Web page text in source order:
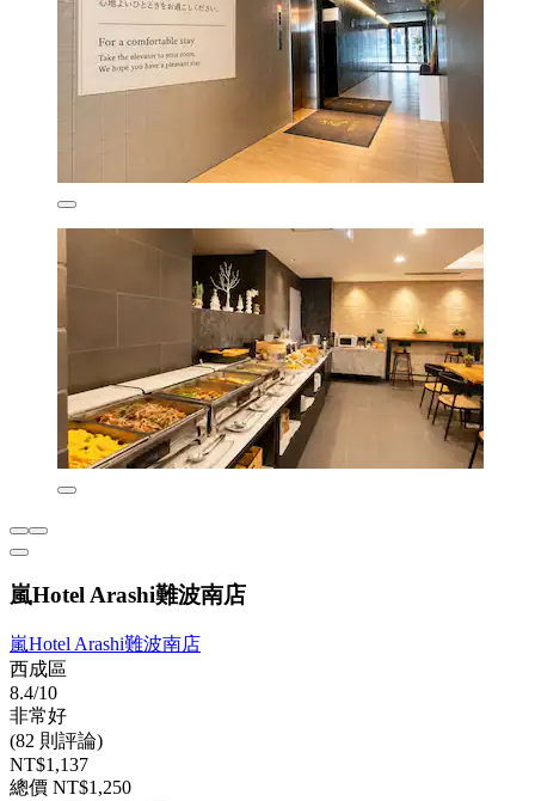
嵐Hotel Arashi難波南店
嵐Hotel Arashi難波南店
西成區
8.4/10
非常好
(82 則評論)
NT$1,137
總價 NT$1,250